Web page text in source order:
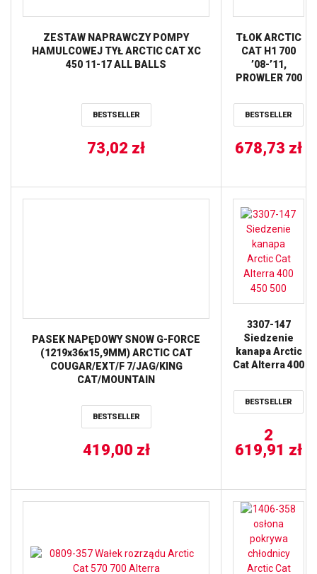
ZESTAW NAPRAWCZY POMPY
HAMULCOWEJ TYŁ ARCTIC CAT XC
450 11-17 ALL BALLS
BESTSELLER
73,02 zł
TŁOK ARCTIC
CAT H1 700
’08-’11,
PROWLER 700
700 ’09-’15
(101,95MM)
VERTEX
BESTSELLER
678,73 zł
PASEK NAPĘDOWY SNOW G-FORCE
(1219x36x15,9MM) ARCTIC CAT
COUGAR/EXT/F 7/JAG/KING
CAT/MOUNTAIN
SPECIAL/SABERCAT/THUNDERCAT/Z
370/440/ZL/ZR/ZRT
93-08 (40G4683) GATES
BESTSELLER
419,00 zł
3307-147
Siedzenie
kanapa Arctic
Cat Alterra 400
BESTSELLER
2
619,91 zł